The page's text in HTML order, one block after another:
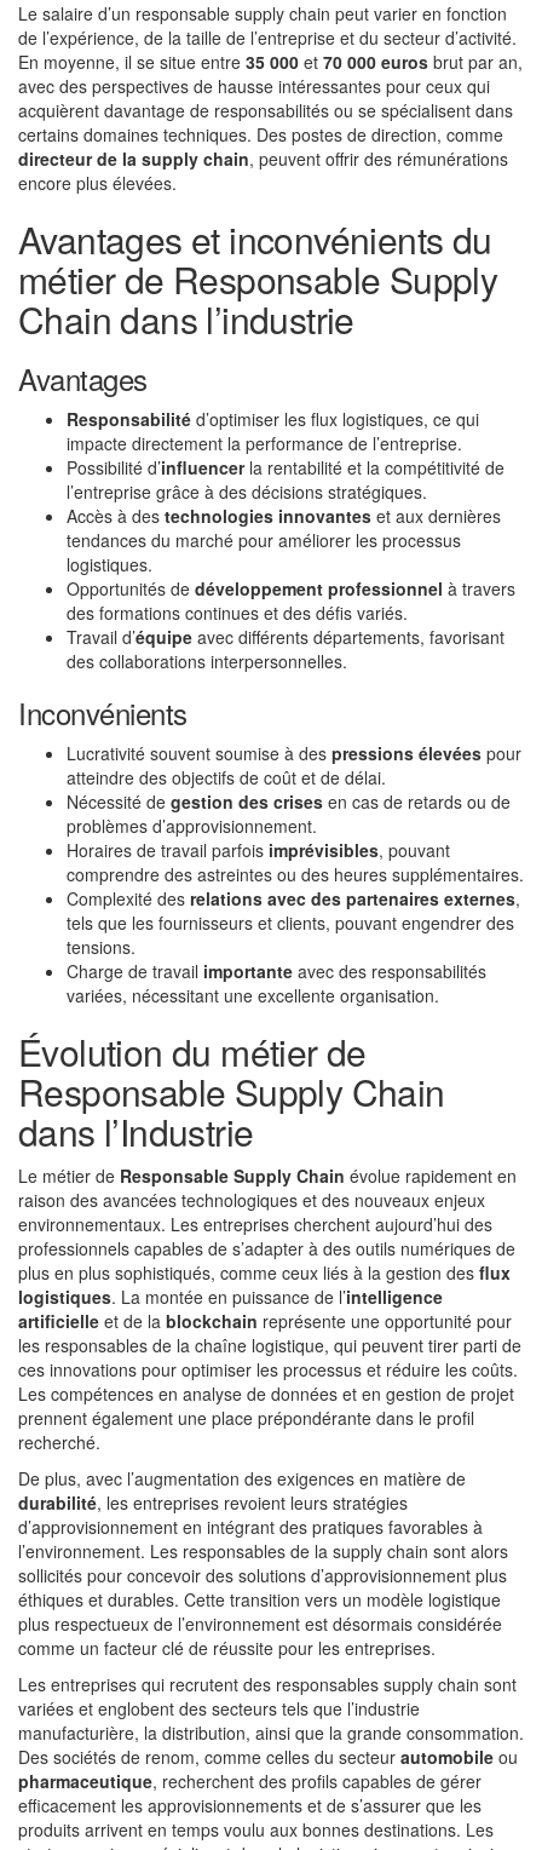
Le salaire d’un responsable supply chain peut varier en fonction
de l’expérience, de la taille de l’entreprise et du secteur d’activité.
En moyenne, il se situe entre 35 000 et 70 000 euros brut par an,
avec des perspectives de hausse intéressantes pour ceux qui
acquièrent davantage de responsabilités ou se spécialisent dans
certains domaines techniques. Des postes de direction, comme
directeur de la supply chain, peuvent offrir des rémunérations
encore plus élevées.
Avantages et inconvénients du
métier de Responsable Supply
Chain dans l’industrie
Avantages
Responsabilité d’optimiser les flux logistiques, ce qui
impacte directement la performance de l’entreprise.
Possibilité d’influencerla rentabilité et la compétitivité de
l’entreprise grâce à des décisions stratégiques.
Accès à des technologies innovantes et aux dernières
tendances du marché pour améliorer les processus
logistiques.
Opportunités de développement professionnel à travers
des formations continues et des défis variés.
Travail d’équipe avec différents départements, favorisant
des collaborations interpersonnelles.
Inconvénients
Lucrativité souvent soumise à des pressions élevées pour
atteindre des objectifs de coût et de délai.
Nécessité de gestion des crises en cas de retards ou de
problèmes d’approvisionnement.
Horaires de travail parfois imprévisibles, pouvant
comprendre des astreintes ou des heures supplémentaires.
Complexité des relations avec des partenaires externes,
tels que les fournisseurs et clients, pouvant engendrer des
tensions.
Charge de travail importante avec des responsabilités
variées, nécessitant une excellente organisation.
Évolution du métier de
Responsable Supply Chain
dans l’Industrie
Le métier de Responsable Supply Chain évolue rapidement en
raison des avancées technologiques et des nouveaux enjeux
environnementaux. Les entreprises cherchent aujourd’hui des
professionnels capables de s’adapter à des outils numériques de
plus en plus sophistiqués, comme ceux liés à la gestion des flux
logistiques. La montée en puissance de l’intelligence
artificielle et de la blockchain représente une opportunité pour
les responsables de la chaîne logistique, qui peuvent tirer parti de
ces innovations pour optimiser les processus et réduire les coûts.
Les compétences en analyse de données et en gestion de projet
prennent également une place prépondérante dans le profil
recherché.
De plus, avec l’augmentation des exigences en matière de
durabilité, les entreprises revoient leurs stratégies
d’approvisionnement en intégrant des pratiques favorables à
l’environnement. Les responsables de la supply chain sont alors
sollicités pour concevoir des solutions d’approvisionnement plus
éthiques et durables. Cette transition vers un modèle logistique
plus respectueux de l’environnement est désormais considérée
comme un facteur clé de réussite pour les entreprises.
Les entreprises qui recrutent des responsables supply chain sont
variées et englobent des secteurs tels que l’industrie
manufacturière, la distribution, ainsi que la grande consommation.
Des sociétés de renom, comme celles du secteur automobile ou
pharmaceutique, recherchent des profils capables de gérer
efficacement les approvisionnements et de s’assurer que les
produits arrivent en temps voulu aux bonnes destinations. Les